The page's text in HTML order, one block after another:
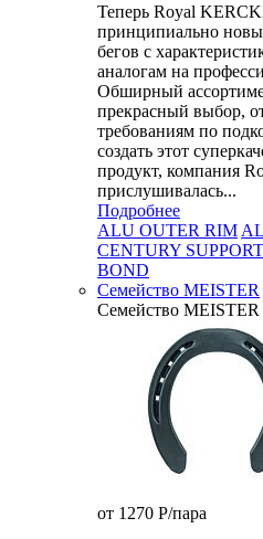
Теперь Royal
принципиально
бегов с
аналогам на
Обширный
прекрасный выбор,
требованиям по
создать этот
продукт, компания
прислушивалась...
Подробнее
ALU OUTER RIM
CENTURY SUPPORT
BOND
Семейство МEISTER
Семейство МEISTER
от 1270 P/пара